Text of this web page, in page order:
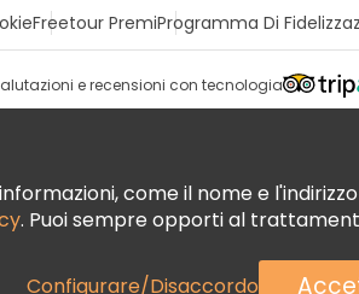
Freetour PremiProgramma Di
e recensioni con tecnologia
come il nome e
. Puoi sempre opporti al
Configurare/Disaccordo